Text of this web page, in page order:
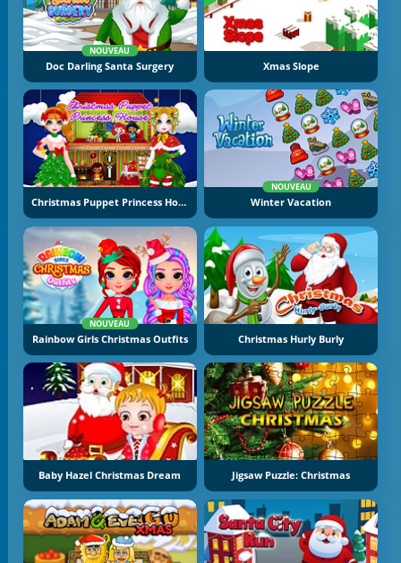
NOUVEAU
Doc Darling Santa Surgery Xmas Slope
Christmas Puppet Princess House
NOUVEAU
Winter Vacation
NOUVEAU
Rainbow Girls Christmas Outfits Christmas Hurly Burly
Baby Hazel Christmas Dream Jigsaw Puzzle: Christmas